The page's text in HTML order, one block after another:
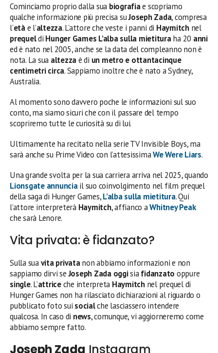
Cominciamo proprio dalla sua biografiae scopriamo
qualche informazione più precisa suJoseph Zada, compresa
l’etàe l’altezza. L’attore che veste i panni di Haymitch nel
prequeldi Hunger Games L’alba sulla mietituraha 20 anni
ed è nato nel 2005, anche se la data del compleanno non è
nota. La sua altezzaè di un metro e ottantacinque
centimetri circa. Sappiamo inoltre che è nato a Sydney,
Australia.
Al momento sono davvero poche le informazioni sul suo
conto, ma siamo sicuri che con il passare del tempo
scopriremo tutte le curiosità su di lui.
Ultimamente ha recitato nella serie TV Invisible Boys, ma
sarà anche su Prime Video con l’attesissimaWe Were Liars.
Una grande svolta per la sua carriera arriva nel 2025, quando
Lionsgate annunciail suo coinvolgimento nel film prequel
della saga di Hunger Games,L’alba sulla mietitura. Qui
l’attore interpreterà Haymitch, affianco aWhitney Peak
che sarà Lenore.
Vita privata: è fidanzato?
Sulla suavita privatanon abbiamo informazioni e non
sappiamo dirvi seJoseph Zada oggisiafidanzato oppure
single. L’attriceche interpreta Haymitchnel prequel di
Hunger Games non ha rilasciato dichiarazioni al riguardo o
pubblicato foto sui socialche lasciassero intendere
qualcosa. In caso di news, comunque, vi aggiorneremo come
abbiamo sempre fatto.
Joseph Zada Instagram